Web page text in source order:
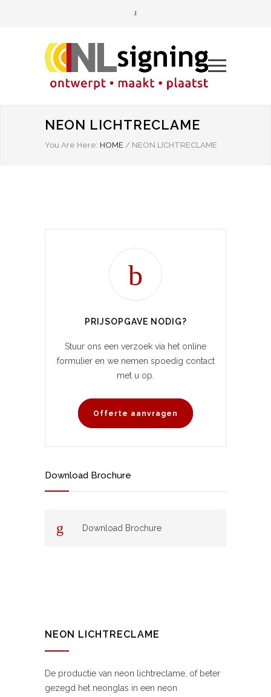
NEON LICHTRECLAME
You Are Here: HOME / NEON LICHTRECLAME
PRIJSOPGAVE NODIG?
Stuur ons een verzoek via het online
formulier en we nemen spoedig contact
met u op.
Offerte aanvragen
Download Brochure
Download Brochure
NEON LICHTRECLAME
De productie van neon lichtreclame, of beter
gezegd het neonglas in een neon